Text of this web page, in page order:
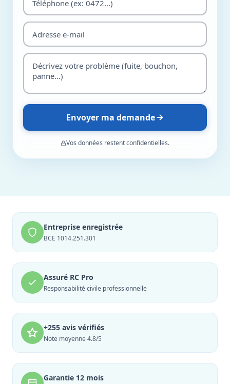
Envoyer ma demande
Vos données restent confidentielles.
Entreprise enregistrée
BCE 1014.251.301
Assuré RC Pro
Responsabilité civile professionnelle
+255 avis vérifiés
Note moyenne 4.8/5
Garantie 12 mois